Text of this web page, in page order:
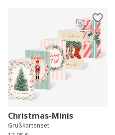
Christmas-Minis
Grußkartenset